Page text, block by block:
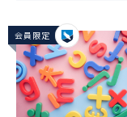
会員限定